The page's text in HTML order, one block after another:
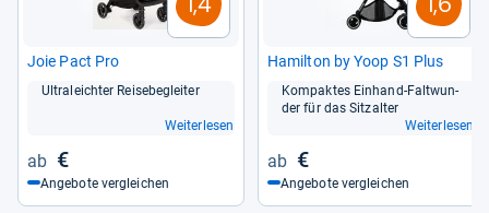
Joie Pact Pro
Ultra­leich­ter Rei­se­be­glei­ter
Weiterlesen
€
Angebote vergleichen
Hamil­ton by Yoop S1 Plus
Kom­pak­tes Ein­hand-​Falt­wun­
der für das Sitz­al­ter
Weiterlesen
€
Angebote vergleichen